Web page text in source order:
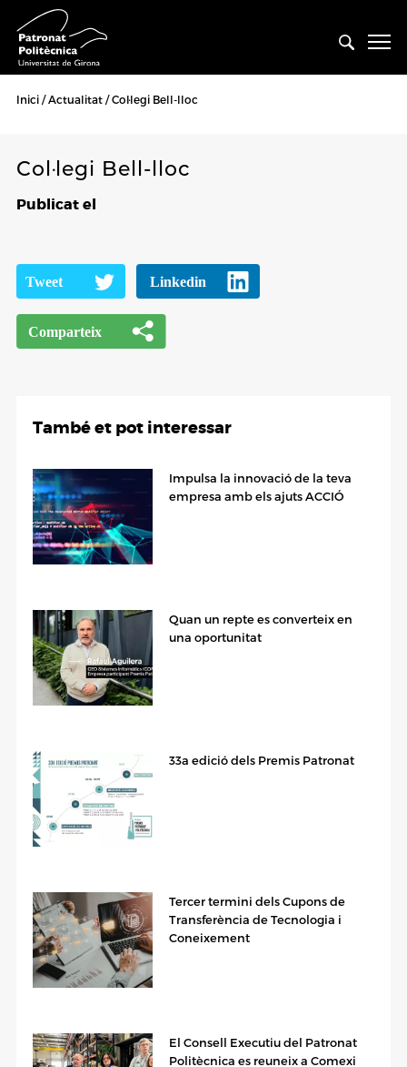
Inici Actualitat Col·legi Bell-lloc
Col·legi Bell-lloc
Publicat el
També et pot interessar
Impulsa la innovació de la teva
empresa amb els ajuts ACCIÓ
Quan un repte es converteix en
una oportunitat
33a edició dels Premis Patronat
Tercer termini dels Cupons de
Transferència de Tecnologia i
Coneixement
El Consell Executiu del Patronat
Politècnica es reuneix a Comexi